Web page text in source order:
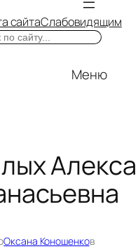
сайтаСлабовидящим
Меню
Оксана Коношенков